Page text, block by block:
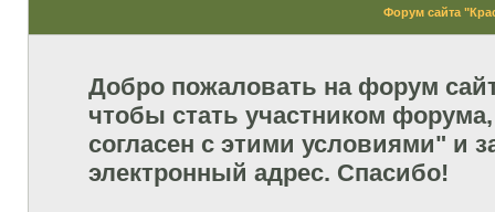
Форум сайта
Добро пожаловать на форум
чтобы стать участником
согласен с этими условиями" и
электронный адрес. Спасибо!